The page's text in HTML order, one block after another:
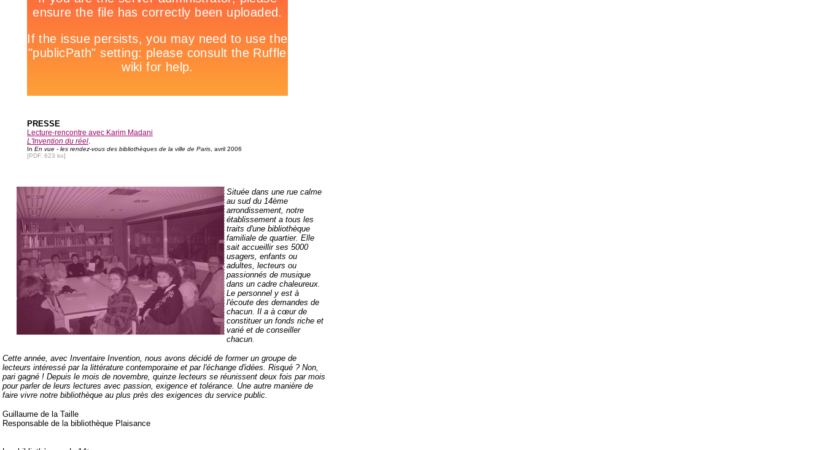
PRESSE
Lecture-rencontre avec Karim Madani
L'Invention du réel.
In En vue - les rendez-vous des bibliothèques de la ville de Paris , avril 2006
[PDF. 623 ko]
Située dans une rue calme
au sud du 14ème
arrondissement, notre
établissement a tous les
traits d'une bibliothèque
familiale de quartier. Elle
sait accueillir ses 5000
usagers, enfants ou
adultes, lecteurs ou
passionnés de musique
dans un cadre chaleureux.
Le personnel y est à
l'écoute des demandes de
chacun. Il a à cœur de
constituer un fonds riche et
varié et de conseiller
chacun.
Cette année, avec Inventaire Invention, nous avons décidé de former un groupe de
lecteurs intéressé par la littérature contemporaine et par l'échange d'idées. Risqué ? Non,
pari gagné ! Depuis le mois de novembre, quinze lecteurs se réunissent deux fois par mois
pour parler de leurs lectures avec passion, exigence et tolérance. Une autre manière de
faire vivre notre bibliothèque au plus près des exigences du service public.
Guillaume de la Taille
Responsable de la bibliothèque Plaisance